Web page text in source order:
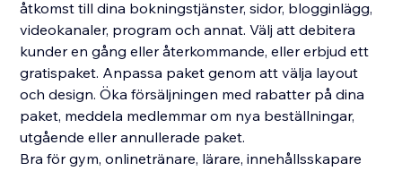
åtkomst till dina bokningstjänster, sidor, blogginlägg,
videokanaler, program och annat. Välj att debitera
kunder en gång eller återkommande, eller erbjud ett
gratispaket. Anpassa paket genom att välja layout
och design. Öka försäljningen med rabatter på dina
paket, meddela medlemmar om nya beställningar,
utgående eller annullerade paket.
Bra för gym, onlinetränare, lärare, innehållsskapare